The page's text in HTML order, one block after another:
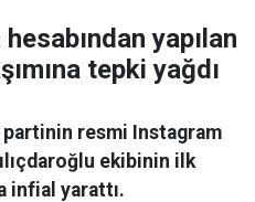
yapılan
tepki yağdı
partinin resmi Instagram
ekibinin ilk
infial yarattı.